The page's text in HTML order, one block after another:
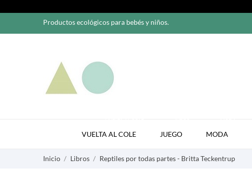
Productos ecológicos para bebés y niños.
VUELTA AL COLE JUEGO MODA
Inicio Libros Reptiles por todas partes - Britta Teckentrup